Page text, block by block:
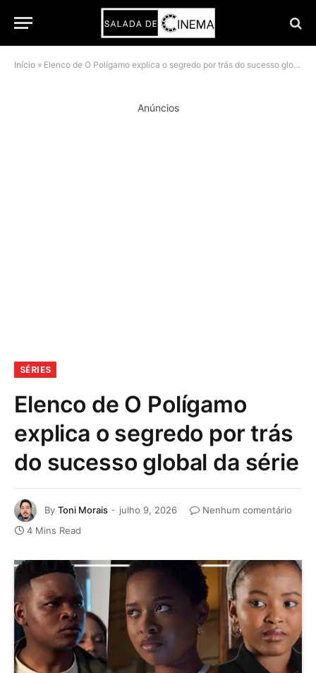
Início » Elenco de O Polígamo explica o segredo por trás do sucesso global da série
Anúncios
SÉRIES
Elenco de O Polígamo
explica o segredo por trás
do sucesso global da série
By Toni Morais julho 9, 2026
Nenhum comentário
4 Mins Read